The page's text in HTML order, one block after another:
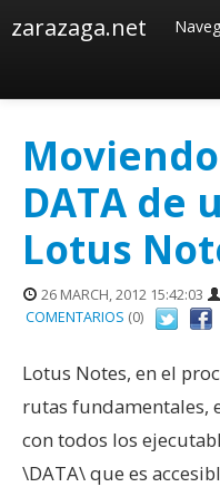
zarazaga.net
Archivos
DATA de
Lotus
26 MARCH, 2012 15:42:03
COMENTARIOS (0)
Lotus Notes, en el
rutas fundamentales,
con todos los
\DATA\ que es